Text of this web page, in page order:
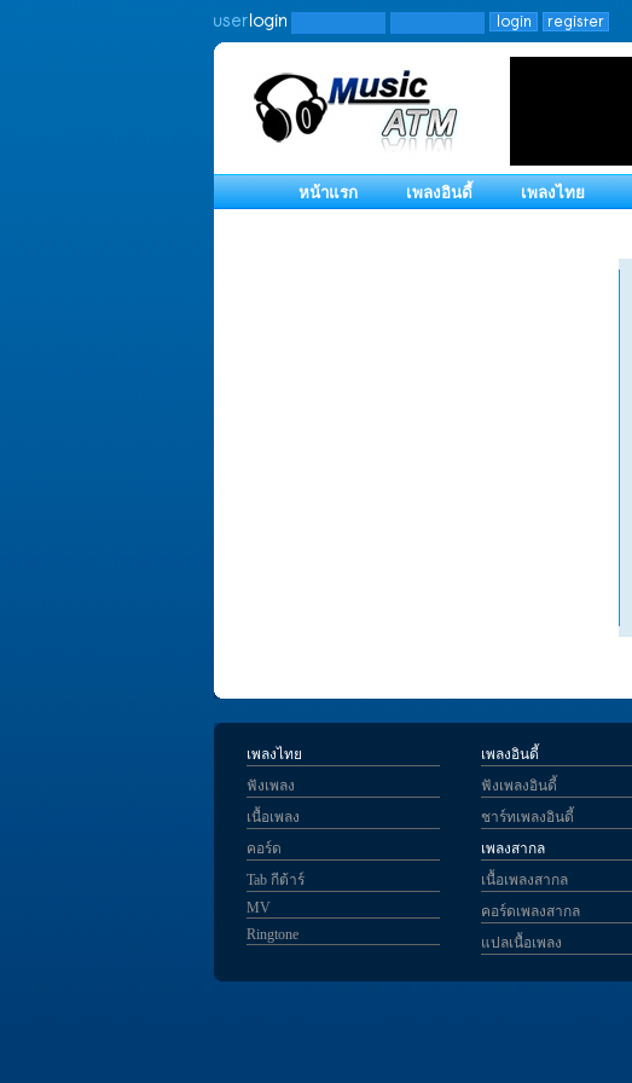
หน้าแรก เพลงอินดี้ เพลงไทย
เพลงไทย
ฟังเพลง
เนื้อเพลง
คอร์ด
Tab กีต้าร์
MV
Ringtone
เพลงอินดี้
ฟังเพลงอินดี้
ชาร์ทเพลงอินดี้
เพลงสากล
เนื้อเพลงสากล
คอร์ดเพลงสากล
แปลเนื้อเพลง